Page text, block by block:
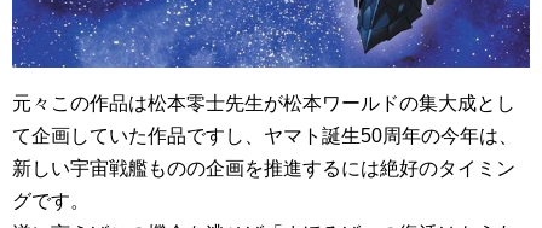
元々この作品は松本零士先生が松本ワールドの集大成とし
て企画していた作品ですし、ヤマト誕生50周年の今年は、
新しい宇宙戦艦ものの企画を推進するには絶好のタイミン
グです。